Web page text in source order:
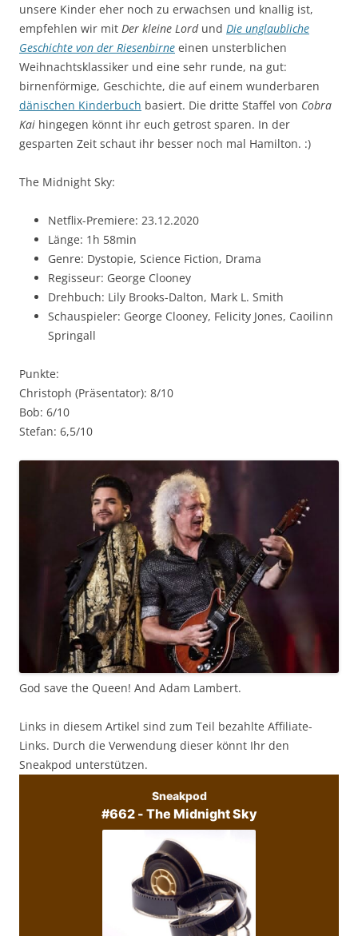
unsere Kinder eher noch zu erwachsen und knallig ist,
empfehlen wir mit Der kleine Lordund Die unglaubliche
Geschichte von der Riesenbirne einen unsterblichen
Weihnachtsklassiker und eine sehr runde, na gut:
birnenförmige, Geschichte, die auf einem wunderbaren
dänischen Kinderbuch basiert. Die dritte Staffel von Cobra
Kai hingegen könnt ihr euch getrost sparen. In der
gesparten Zeit schaut ihr besser noch mal Hamilton. :)
The Midnight Sky:
Netflix-Premiere: 23.12.2020
Länge: 1h 58min
Genre: Dystopie, Science Fiction, Drama
Regisseur: George Clooney
Drehbuch: Lily Brooks-Dalton, Mark L. Smith
Schauspieler: George Clooney, Felicity Jones, Caoilinn
Springall
Punkte:
Christoph (Präsentator): 8/10
Bob: 6/10
Stefan: 6,5/10
God save the Queen! And Adam Lambert.
Links in diesem Artikel sind zum Teil bezahlte Affiliate-
Links. Durch die Verwendung dieser könnt Ihr den
Sneakpod unterstützen.